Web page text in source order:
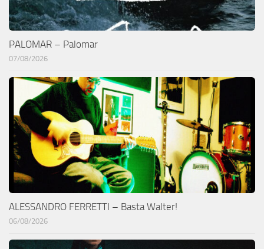
PALOMAR – Palomar
07/08/2026
ALESSANDRO FERRETTI – Basta Walter!
06/08/2026